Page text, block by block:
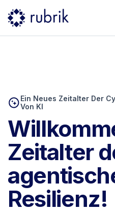
Ein Neues Zeitalter Der
Von KI
Zeitalter
Resilienz!